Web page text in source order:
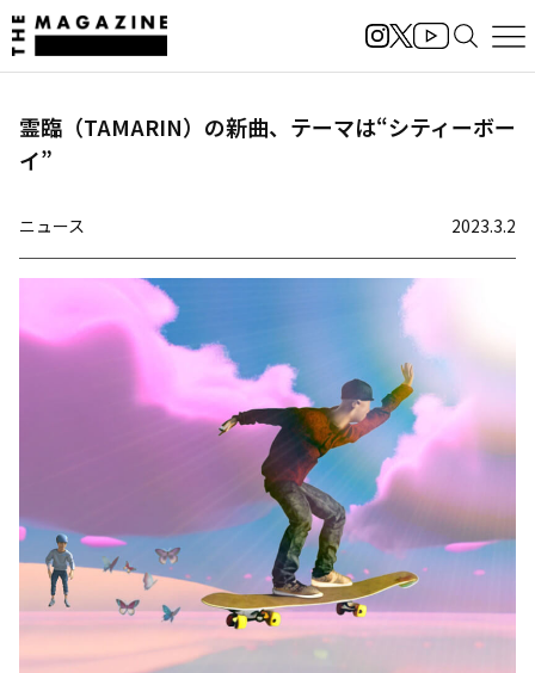
霊臨（TAMARIN）の新曲、テーマは“シティーボー
イ”
ニュース 2023.3.2